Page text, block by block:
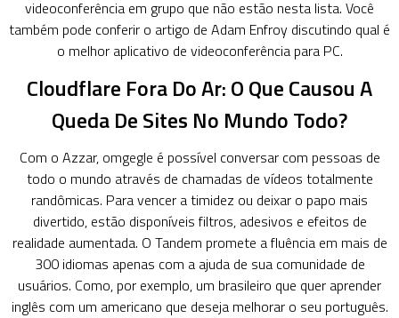
videoconferência em grupo que não estão nesta lista. Você
também pode conferir o artigo de Adam Enfroy discutindo qual é
o melhor aplicativo de videoconferência para PC.
Cloudflare Fora Do Ar: O Que Causou A
Queda De Sites No Mundo Todo?
Com o Azzar, omgegle é possível conversar com pessoas de
todo o mundo através de chamadas de vídeos totalmente
randômicas. Para vencer a timidez ou deixar o papo mais
divertido, estão disponíveis filtros, adesivos e efeitos de
realidade aumentada. O Tandem promete a fluência em mais de
300 idiomas apenas com a ajuda de sua comunidade de
usuários. Como, por exemplo, um brasileiro que quer aprender
inglês com um americano que deseja melhorar o seu português.